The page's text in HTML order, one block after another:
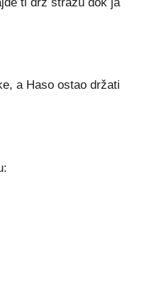
a Haso ostao držati